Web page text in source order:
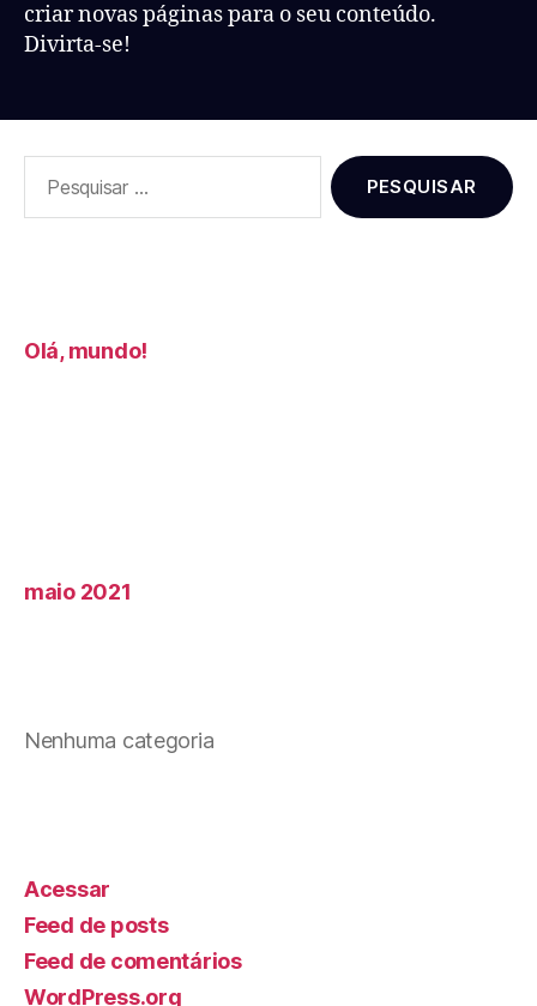
criar novas páginas para o seu conteúdo.
Divirta-se!
Olá, mundo!
maio 2021
Nenhuma categoria
Acessar
Feed de posts
Feed de comentários
WordPress.org